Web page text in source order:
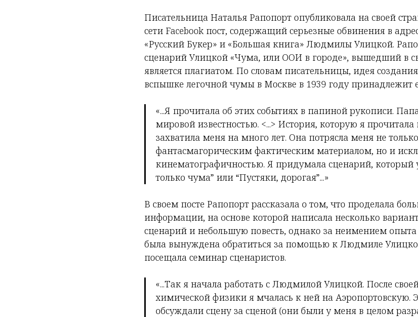
Писательница Наталья Рапопорт опубликовала на своей
сети Facebook пост, содержащий серьезные обвинения в
«Русский Букер» и «Большая книга» Людмилы Улицкой.
сценарий Улицкой «Чума, или ООИ в городе», вышедший в
является плагиатом. По словам писательницы, идея
вспышке легочной чумы в Москве в 1939 году принадлежит
«...Я прочитала об этих событиях в папиной рукописи.
мировой известностью. <...> История, которую я
захватила меня на много лет. Она потрясла меня не
фантасмагорическим фактическим материалом, но и
кинематографичностью. Я придумала сценарий, который
только чума” или “Пустяки, дорогая”...»
В своем посте Рапопорт рассказала о том, что проделала
информации, на основе которой написала несколько
сценарий и небольшую повесть, однако за неимением
была вынуждена обратиться за помощью к Людмиле
посещала семинар сценаристов.
«...Так я начала работать с Людмилой Улицкой. После
химической физики я мчалась к ней на Аэропортовскую.
обсуждали сцену за сценой (они были у меня в целом